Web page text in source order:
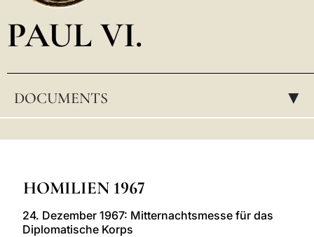
POLSKI
PAUL VI.
DOCUMENTS ▸
HOMILIEN 1967
24. Dezember 1967: Mitternachtsmesse für das
Diplomatische Korps